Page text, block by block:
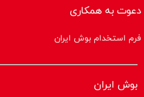
دعوت به همکاری
فرم استخدام بوش ایران
بوش ایران